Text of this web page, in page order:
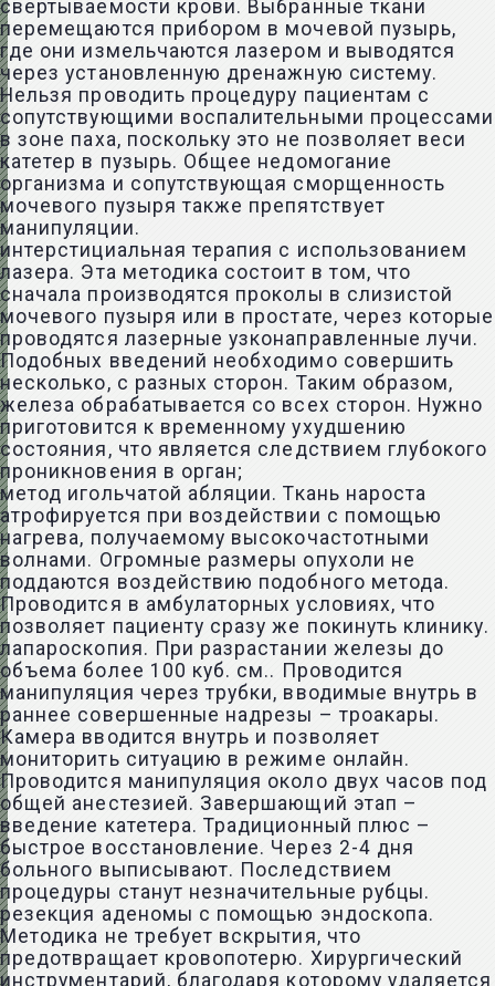
свертываемости крови. Выбранные ткани
перемещаются прибором в мочевой пузырь,
где они измельчаются лазером и выводятся
через установленную дренажную систему.
Нельзя проводить процедуру пациентам с
сопутствующими воспалительными процессами
в зоне паха, поскольку это не позволяет веси
катетер в пузырь. Общее недомогание
организма и сопутствующая сморщенность
мочевого пузыря также препятствует
манипуляции.
интерстициальная терапия с использованием
лазера. Эта методика состоит в том, что
сначала производятся проколы в слизистой
мочевого пузыря или в простате, через которые
проводятся лазерные узконаправленные лучи.
Подобных введений необходимо совершить
несколько, с разных сторон. Таким образом,
железа обрабатывается со всех сторон. Нужно
приготовится к временному ухудшению
состояния, что является следствием глубокого
проникновения в орган;
метод игольчатой абляции. Ткань нароста
атрофируется при воздействии с помощью
нагрева, получаемому высокочастотными
волнами. Огромные размеры опухоли не
поддаются воздействию подобного метода.
Проводится в амбулаторных условиях, что
позволяет пациенту сразу же покинуть клинику.
лапароскопия. При разрастании железы до
объема более 100 куб. см.. Проводится
манипуляция через трубки, вводимые внутрь в
раннее совершенные надрезы – троакары.
Камера вводится внутрь и позволяет
мониторить ситуацию в режиме онлайн.
Проводится манипуляция около двух часов под
общей анестезией. Завершающий этап –
введение катетера. Традиционный плюс –
быстрое восстановление. Через 2-4 дня
больного выписывают. Последствием
процедуры станут незначительные рубцы.
резекция аденомы с помощью эндоскопа.
Методика не требует вскрытия, что
предотвращает кровопотерю. Хирургический
инструментарий, благодаря которому удаляется